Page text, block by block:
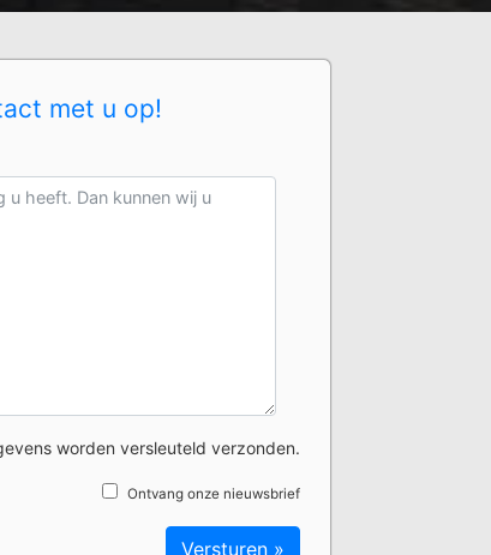
met u op!
worden versleuteld verzonden.
Ontvang onze nieuwsbrief